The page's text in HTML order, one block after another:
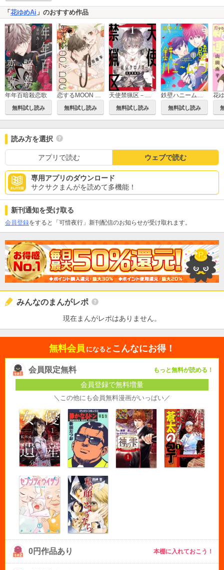
「 花ゆめAi 」のおすすめ作品
年年百暗殺恋歌
無料試し読み 無料試し読み 無料試し読み 無料試し読み
読み方を選択
アプリで読む ウェブで読む
専用アプリのダウンロード
サクサクまんがを読めて多機能！
新刊通知を受け取る
会員登録をすると「可惜夜行」新刊配信のお知らせが受け取れます。
みんなのまんがレポ
現在まんがレポはありません。
無料会員 になると こんなにお得！
会員限定無料 もっと無料が読める！
会員登録で無料増量
＼この他にも会員無料漫画がいっぱい／
0円作品あり 本棚に入れておこう！